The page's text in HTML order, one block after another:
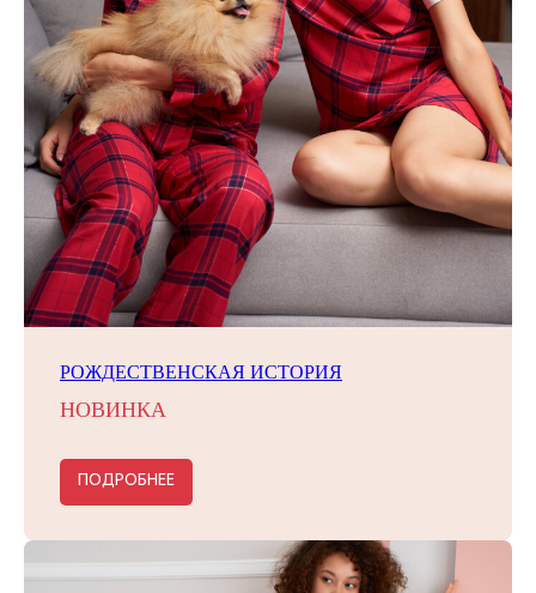
РОЖДЕСТВЕНСКАЯ ИСТОРИЯ
НОВИНКА
ПОДРОБНЕЕ